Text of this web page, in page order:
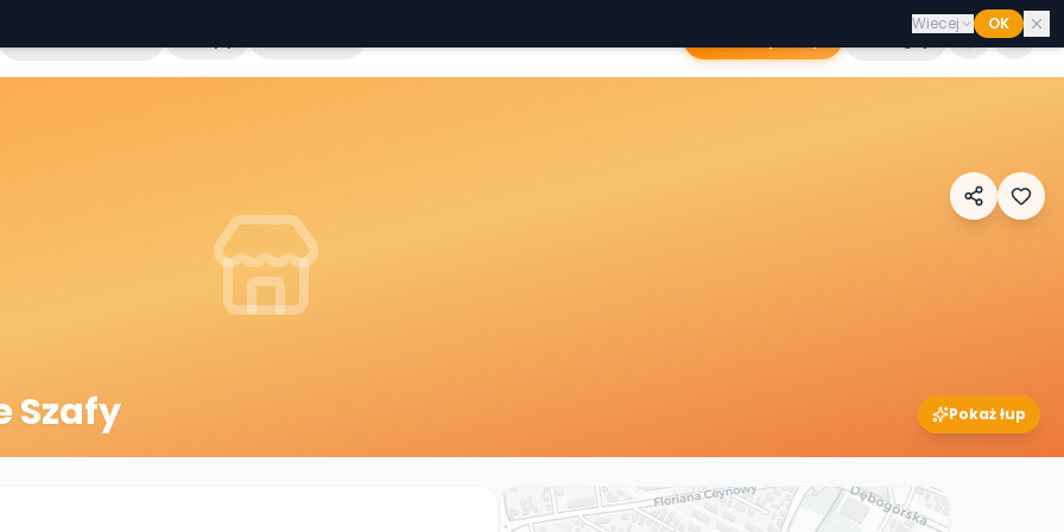
Zaloguj
Szafy Pokaż łup
Wiecej OK